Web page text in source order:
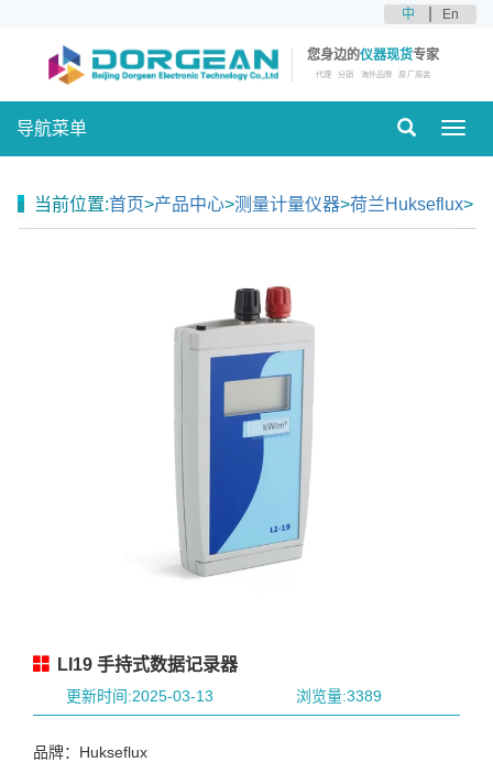
中 En
您身边的仪器现货专家
代理 分销 海外品牌 原厂原装
导航菜单
当前位置:首页>产品中心>测量计量仪器>荷兰Hukseflux>
LI19 手持式数据记录器
更新时间:2025-03-13 浏览量:3389
品牌：Hukseflux